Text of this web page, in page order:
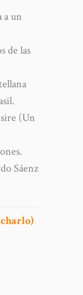
a un
de las
(Un
Sáenz